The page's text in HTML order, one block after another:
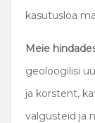
kasutusloa
Meie
geoloogilisi
ja korstent,
valgusteid ja